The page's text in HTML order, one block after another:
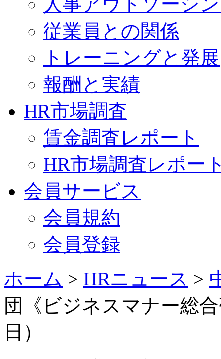
従業員との関係
トレーニングと発展
報酬と実績
HR市場調査
賃金調査レポート
HR市場調査レポー
会員サービス
会員規約
会員登録
ホーム > HRニュース >
団《ビジネスマナー総
日）